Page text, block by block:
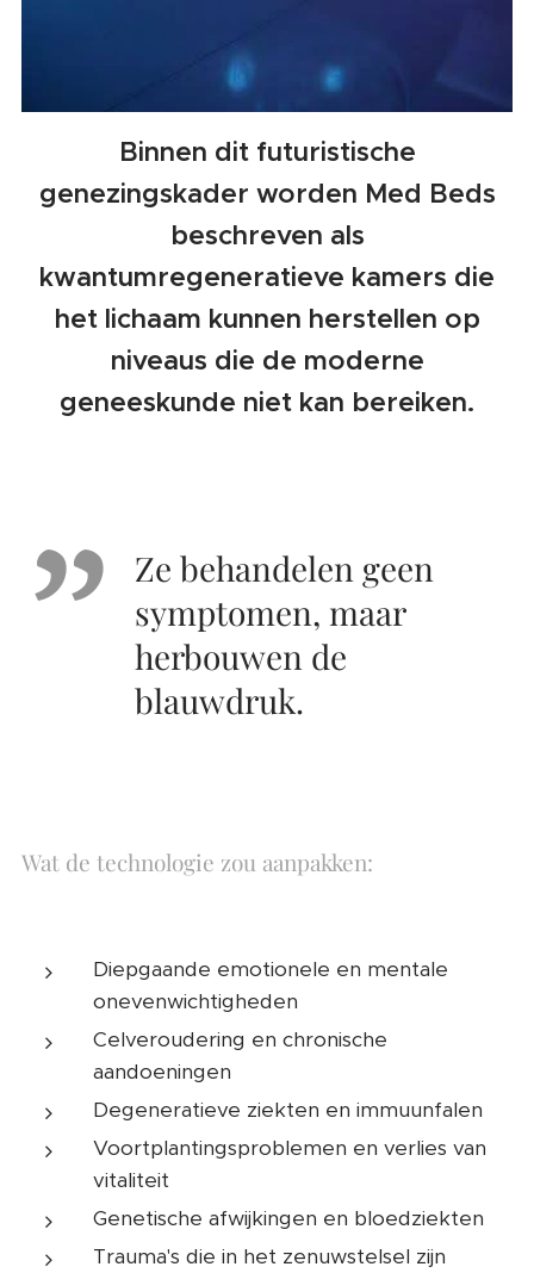
Binnen dit futuristische
genezingskader worden Med Beds
beschreven als
kwantumregeneratieve kamers die
het lichaam kunnen herstellen op
niveaus die de moderne
geneeskunde niet kan bereiken.
Ze behandelen geen
symptomen, maar
herbouwen de
blauwdruk.
Wat de technologie zou aanpakken:
Diepgaande emotionele en mentale
onevenwichtigheden
Celveroudering en chronische
aandoeningen
Degeneratieve ziekten en immuunfalen
Voortplantingsproblemen en verlies van
vitaliteit
Genetische afwijkingen en bloedziekten
Trauma's die in het zenuwstelsel zijn